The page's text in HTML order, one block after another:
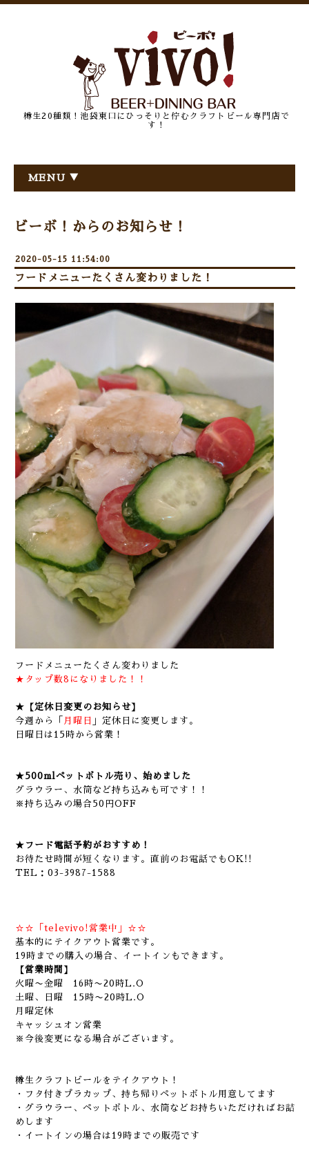
樽生20種類！池袋東口にひっそりと佇むクラフトビール専門店で
す！
MENU ▼
ビーボ！からのお知らせ！
2020-05-15 11:54:00
フードメニューたくさん変わりました！
フードメニューたくさん変わりました
★タップ数8になりました！！
★【定休日変更のお知らせ】
今週から「 月曜日 」定休日に変更します。
日曜日は15時から営業！
★500mlペットボトル売り、始めました
グラウラー、水筒など持ち込みも可です！！
※持ち込みの場合50円OFF
★フード電話予約がおすすめ！
お待たせ時間が短くなります。直前のお電話でもOK!!
TEL：03-3987-1588
☆☆「televivo!営業中」☆☆
基本的にテイクアウト営業です。
19時までの購入の場合、イートインもできます。
【営業時間】
火曜〜金曜 16時〜20時L.O
土曜、日曜 15時〜20時L.O
月曜定休
キャッシュオン営業
※今後変更になる場合がございます。
樽生クラフトビールをテイクアウト！
・フタ付きプラカップ、持ち帰りペットボトル用意してます
・グラウラー、ペットボトル、水筒などお持ちいただければお詰
めします
・イートインの場合は19時までの販売です